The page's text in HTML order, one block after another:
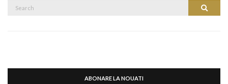
Search
ABONARE LA NOUATI